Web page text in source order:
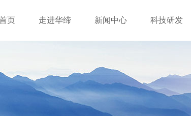
页 走进华缔 新闻中心 科技研发